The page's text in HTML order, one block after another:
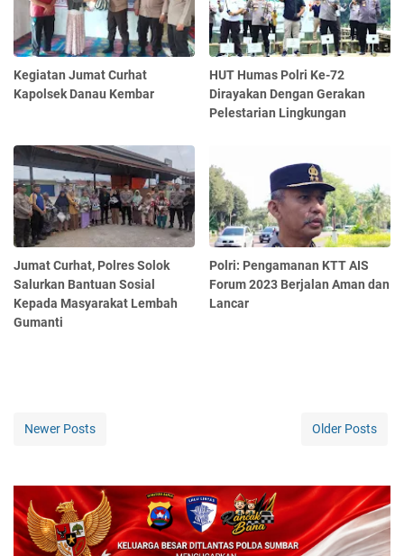
Kegiatan Jumat Curhat
Kapolsek Danau Kembar
HUT Humas Polri Ke-72
Dirayakan Dengan Gerakan
Pelestarian Lingkungan
Jumat Curhat, Polres Solok
Salurkan Bantuan Sosial
Kepada Masyarakat Lembah
Gumanti
Polri: Pengamanan KTT AIS
Forum 2023 Berjalan Aman dan
Lancar
Newer Posts Older Posts